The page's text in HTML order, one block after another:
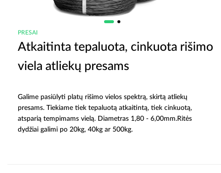
PRESAI
Atkaitinta tepaluota, cinkuota rišimo
viela atliekų presams
Galime pasiūlyti platų rišimo vielos spektrą, skirtą atliekų
presams. Tiekiame tiek tepaluotą atkaitintą, tiek cinkuotą,
atsparią tempimams vielą. Diametras 1,80 - 6,00mm.Ritės
dydžiai galimi po 20kg, 40kg ar 500kg.